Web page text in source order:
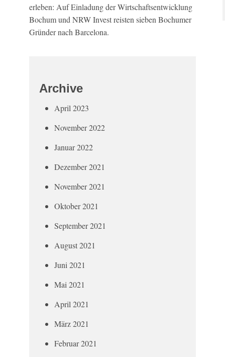
erleben: Auf Einladung der Wirtschaftsentwicklung
Bochum und NRW Invest reisten sieben Bochumer
Gründer nach Barcelona.
Archive
April 2023
November 2022
Januar 2022
Dezember 2021
November 2021
Oktober 2021
September 2021
August 2021
Juni 2021
Mai 2021
April 2021
März 2021
Februar 2021